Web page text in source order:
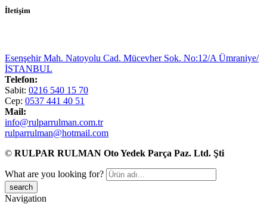
İletişim
Esenşehir Mah. Natoyolu Cad. Mücevher Sok. No:12/A Ümraniye/
İSTANBUL
Telefon:
Sabit: 0216 540 15 70
Cep: 0537 441 40 51
Mail:
info@rulparrulman.com.tr
rulparrulman@hotmail.com
© RULPAR RULMAN Oto Yedek Parça Paz. Ltd. Şti
What are you looking for?
Navigation